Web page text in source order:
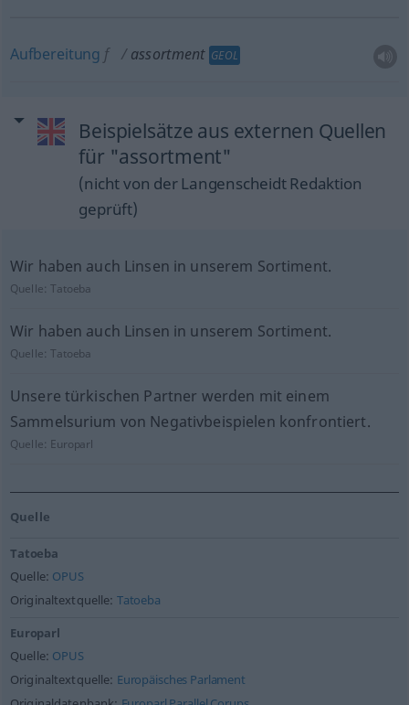
Aufbereitung f assortment GEOL
Beispielsätze aus externen Quellen
für "assortment"
(nicht von der Langenscheidt Redaktion
geprüft)
Wir haben auch Linsen in unserem Sortiment.
Quelle:Tatoeba
Wir haben auch Linsen in unserem Sortiment.
Quelle:Tatoeba
Unsere türkischen Partner werden mit einem
Sammelsurium von Negativbeispielen konfrontiert.
Quelle: Europarl
Quelle
Tatoeba
Quelle: OPUS
Originaltextquelle: Tatoeba
Europarl
Quelle: OPUS
Originaltextquelle: Europäisches Parlament